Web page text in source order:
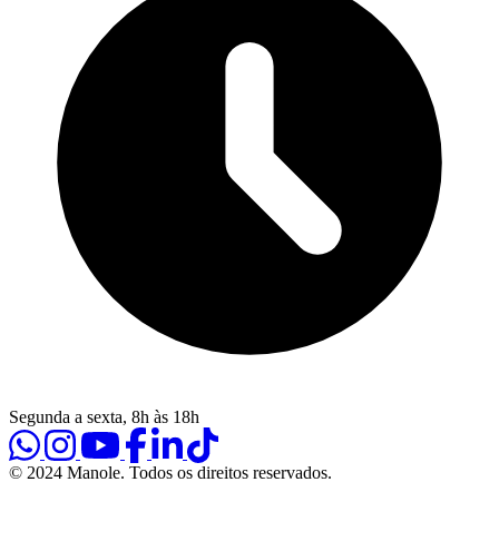
Segunda a sexta, 8h às 18h
© 2024 Manole. Todos os direitos reservados.